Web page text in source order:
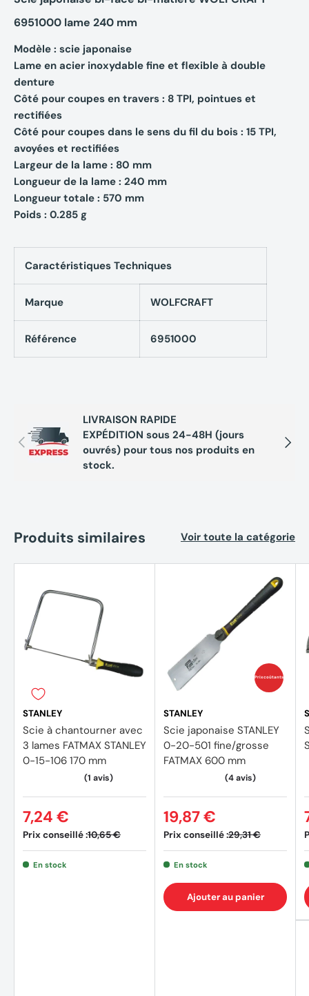
6951000 lame 240 mm
Modèle : scie japonaise
Lame en acier inoxydable fine et flexible à double
denture
Côté pour coupes en travers : 8 TPI, pointues et
rectifiées
Côté pour coupes dans le sens du fil du bois : 15 TPI,
avoyées et rectifiées
Largeur de la lame : 80 mm
Longueur de la lame : 240 mm
Longueur totale : 570 mm
Poids : 0.285 g
Caractéristiques Techniques
Marque WOLFCRAFT
Référence 6951000
Précédent
LIVRAISON RAPIDE
EXPÉDITION sous 24-48H (jours
ouvrés) pour tous nos produits en
stock.
Produits similaires Voir toute la catégorie
STANLEY
Scie à chantourner avec
3 lames FATMAX STANLEY
0-15-106 170 mm
Prix conseillé :10,65 €
7,24 €
En stock
Prix coûtants
STANLEY
Scie japonaise STANLEY
0-20-501 fine/grosse
FATMAX 600 mm
Prix conseillé :29,31 €
19,87 €
En stock
Ajouter au panier